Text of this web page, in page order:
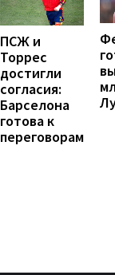
ПСЖ и
Торрес
достигли
согласия:
Барселона
готова к
переговорам